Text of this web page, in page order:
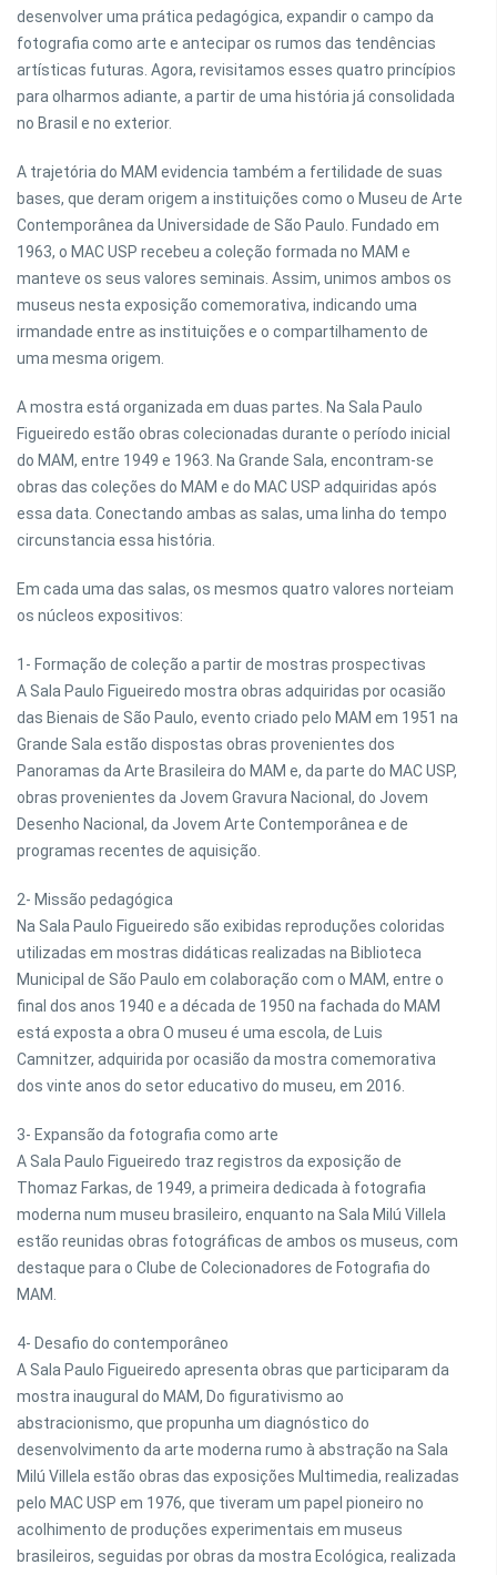
desenvolver uma prática pedagógica, expandir o campo da
fotografia como arte e antecipar os rumos das tendências
artísticas futuras. Agora, revisitamos esses quatro princípios
para olharmos adiante, a partir de uma história já consolidada
no Brasil e no exterior.
A trajetória do MAM evidencia também a fertilidade de suas
bases, que deram origem a instituições como o Museu de Arte
Contemporânea da Universidade de São Paulo. Fundado em
1963, o MAC USP recebeu a coleção formada no MAM e
manteve os seus valores seminais. Assim, unimos ambos os
museus nesta exposição comemorativa, indicando uma
irmandade entre as instituições e o compartilhamento de
uma mesma origem.
A mostra está organizada em duas partes. Na Sala Paulo
Figueiredo estão obras colecionadas durante o período inicial
do MAM, entre 1949 e 1963. Na Grande Sala, encontram-se
obras das coleções do MAM e do MAC USP adquiridas após
essa data. Conectando ambas as salas, uma linha do tempo
circunstancia essa história.
Em cada uma das salas, os mesmos quatro valores norteiam
os núcleos expositivos:
1- Formação de coleção a partir de mostras prospectivas
A Sala Paulo Figueiredo mostra obras adquiridas por ocasião
das Bienais de São Paulo, evento criado pelo MAM em 1951 na
Grande Sala estão dispostas obras provenientes dos
Panoramas da Arte Brasileira do MAM e, da parte do MAC USP,
obras provenientes da Jovem Gravura Nacional, do Jovem
Desenho Nacional, da Jovem Arte Contemporânea e de
programas recentes de aquisição.
2- Missão pedagógica
Na Sala Paulo Figueiredo são exibidas reproduções coloridas
utilizadas em mostras didáticas realizadas na Biblioteca
Municipal de São Paulo em colaboração com o MAM, entre o
final dos anos 1940 e a década de 1950 na fachada do MAM
está exposta a obra O museu é uma escola, de Luis
Camnitzer, adquirida por ocasião da mostra comemorativa
dos vinte anos do setor educativo do museu, em 2016.
3- Expansão da fotografia como arte
A Sala Paulo Figueiredo traz registros da exposição de
Thomaz Farkas, de 1949, a primeira dedicada à fotografia
moderna num museu brasileiro, enquanto na Sala Milú Villela
estão reunidas obras fotográficas de ambos os museus, com
destaque para o Clube de Colecionadores de Fotografia do
MAM.
4- Desafio do contemporâneo
A Sala Paulo Figueiredo apresenta obras que participaram da
mostra inaugural do MAM, Do figurativismo ao
abstracionismo, que propunha um diagnóstico do
desenvolvimento da arte moderna rumo à abstração na Sala
Milú Villela estão obras das exposições Multimedia, realizadas
pelo MAC USP em 1976, que tiveram um papel pioneiro no
acolhimento de produções experimentais em museus
brasileiros, seguidas por obras da mostra Ecológica, realizada